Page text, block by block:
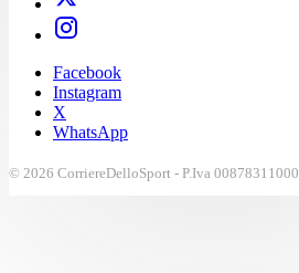
Facebook
Instagram
X
WhatsApp
© 2026 CorriereDelloSport - P.Iva 00878311000